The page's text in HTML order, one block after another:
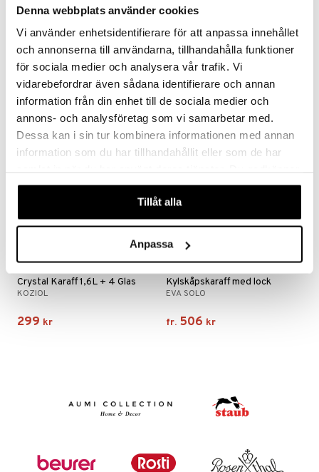
Denna webbplats använder cookies
Vi använder enhetsidentifierare för att anpassa innehållet
och annonserna till användarna, tillhandahålla funktioner
för sociala medier och analysera vår trafik. Vi
vidarebefordrar även sådana identifierare och annan
information från din enhet till de sociala medier och
annons- och analysföretag som vi samarbetar med.
Dessa kan i sin tur kombinera informationen med annan
information som du har tillhandahållit eller som de har
våra cookies vid fortsatt användande av vår webbplats.
Tillåt alla
Anpassa
Finns i flera varianter
Grand Cru Termoskanna
ROSENDAHL
fr.390 kr
Kulan termoskanna
ALFI
379 kr
Crystal Karaff 1,6L + 4 Glas
KOZIOL
299 kr
Kylskåpskaraff med lock
EVA SOLO
fr. 506 kr
& Täcken
& Örngott